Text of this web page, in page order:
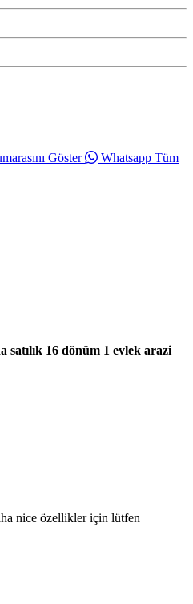
Göster Whatsapp Tüm
16 dönüm 1 evlek arazi
nice özellikler için lütfen